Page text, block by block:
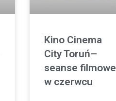
Kino Cinema
City Toruń–
seanse filmowe
w czerwcu